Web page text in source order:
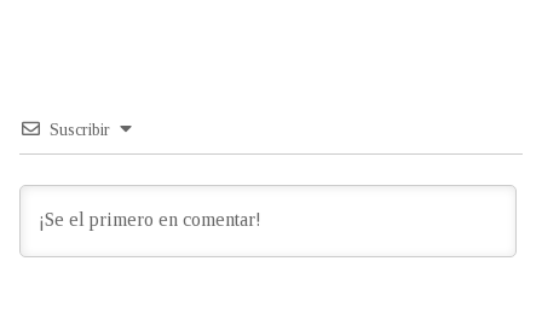
Suscribir